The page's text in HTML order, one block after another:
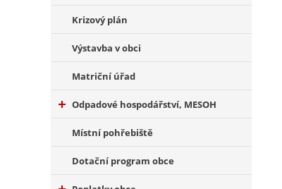
Krizový plán
Výstavba v obci
Matriční úřad
Odpadové hospodářství, MESOH
Místní pohřebiště
Dotační program obce